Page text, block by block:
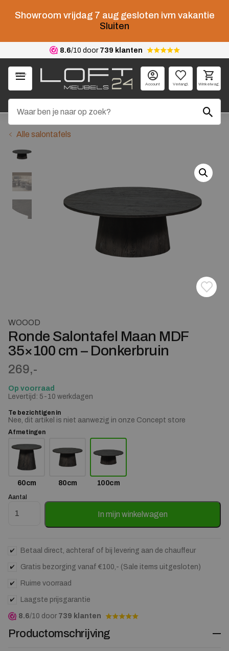
Showroom vrijdag 7 aug gesloten ivm vakantie
Sluiten
8.6/10 door 739 klanten
Menu
Account Verlangl. Winkelwag.
Alle salontafels
WOOOD
Ronde Salontafel Maan MDF
35×100 cm – Donkerbruin
269,-
Op voorraad
Levertijd: 5-10 werkdagen
Te bezichtigen in
Nee, dit artikel is niet aanwezig in onze Concept store
Afmetingen
60cm 80cm 100cm
Aantal
Ronde Salontafel Maan MDF 35x100 cm - Donkerbruin aantal
In mijn winkelwagen
Betaal direct, achteraf of bij levering aan de chauffeur
Gratis bezorging vanaf €100,- (Sale items uitgesloten)
Ruime voorraad
Laagste prijsgarantie
8.6/10 door 739 klanten
Productomschrijving